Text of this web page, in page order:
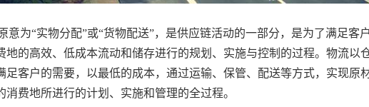
意为“实物分配”或“货物配送”，是供应链活动的一部分，是为了满足客
地的高效、低成本流动和储存进行的规划、实施与控制的过程。物流以
足客户的需要，以最低的成本，通过运输、保管、配送等方式，实现原
费地所进行的计划、实施和管理的全过程。